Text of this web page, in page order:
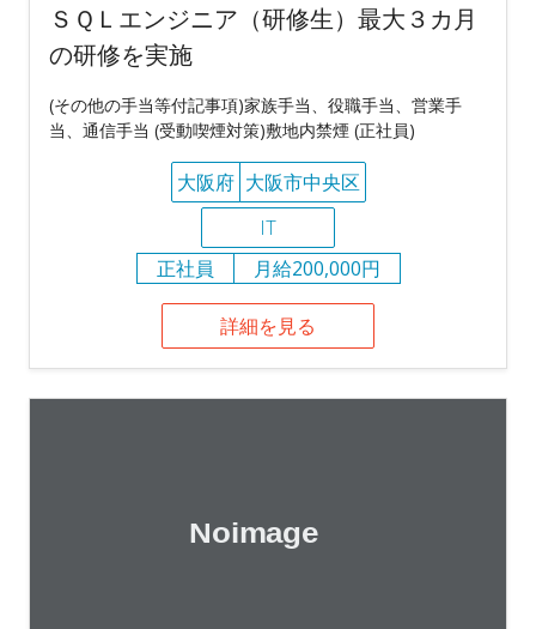
ＳＱＬエンジニア（研修生）最大３カ月
の研修を実施
(その他の手当等付記事項)家族手当、役職手当、営業手
当、通信手当 (受動喫煙対策)敷地内禁煙 (正社員)
大阪府 大阪市中央区
IT
正社員
月給200,000円
詳細を見る